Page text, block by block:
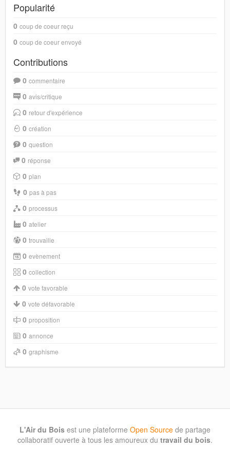
Popularité
0 coup de coeur reçu
0 coup de coeur envoyé
Contributions
0 commentaire
0 avis/critique
0 retour d'expérience
0 création
0 question
0 réponse
0 plan
0 pas à pas
0 processus
0 atelier
0 trouvaille
0 evènement
0 collection
0 vote favorable
0 vote défavorable
0 proposition
0 annonce
0 graphisme
L'Air du Bois est une plateforme Open Source de partage
collaboratif ouverte à tous les amoureux du travail du bois.